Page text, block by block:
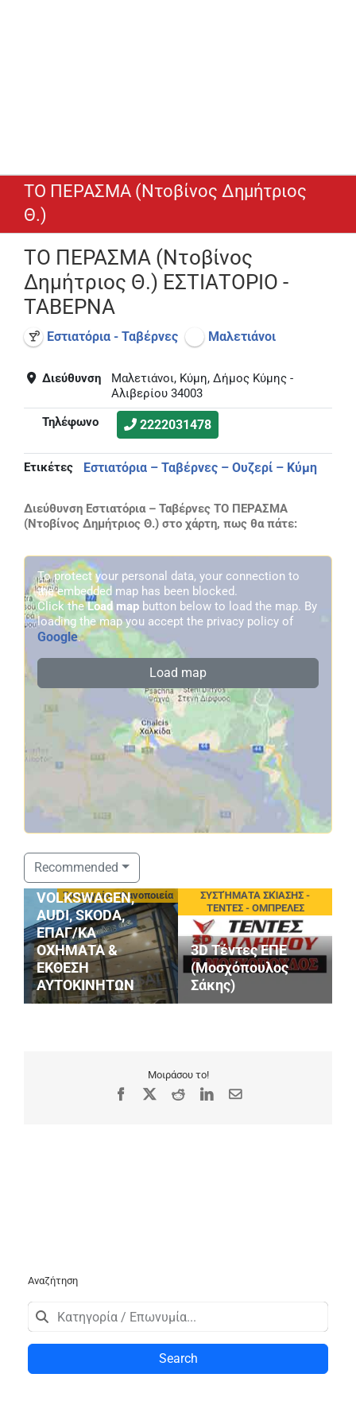
ΤΟ ΠΕΡΑΣΜΑ (Ντοβίνος Δημήτριος
Θ.)
ΤΟ ΠΕΡΑΣΜΑ (Ντοβίνος
Δημήτριος Θ.) ΕΣΤΙΑΤΟΡΙΟ -
ΤΑΒΕΡΝΑ
Εστιατόρια - Ταβέρνες Μαλετιάνοι
Διεύθυνση
Μαλετιάνοι, Κύμη, Δήμος Κύμης -
Αλιβερίου 34003
Τηλέφωνο
2222031478
Ετικέτες Εστιατόρια – Ταβέρνες – Ουζερί – Κύμη
Διεύθυνση Εστιατόρια – Ταβέρνες ΤΟ ΠΕΡΑΣΜΑ
(Ντοβίνος Δημήτριος Θ.) στο χάρτη, πως θα πάτε:
To protect your personal data, your connection to
the embedded map has been blocked.
Click theLoad map button below to load the map. By
loading the map you accept the privacy policy of
Google.
Load map
Recommended
Συνεργεία - Φανοποιεία
ΣΤΑΘΟΠΟΥΛΟΣ
SERVICE
VOLKSWAGEN,
AUDI, SKODA,
ΕΠΑΓ/ΚΑ
ΟΧΗΜΑΤΑ &
ΕΚΘΕΣΗ
ΑΥΤΟΚΙΝΗΤΩΝ
ΣΥΣΤΉΜΑΤΑ ΣΚΊΑΣΗΣ -
ΤΕΝΤΕΣ - ΟΜΠΡΕΛΕΣ
3D Τέντες ΕΠΕ
(Μοσχόπουλος
Σάκης)
Μοιράσου το!
Facebook RedditLinkedIn
Email
Αναζήτηση
Search